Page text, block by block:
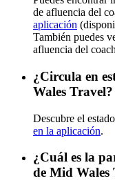
de afluencia del
aplicación
También puedes
afluencia del
¿Circula en
Wales Travel?
Descubre el
en la aplicación.
¿Cuál es la
de Mid Wales